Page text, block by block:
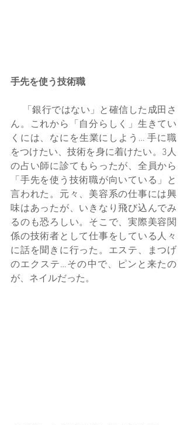
手先を使う技術職
ん。これから「自分らしく」生きてい
くには、なにを生業にしよう… 手に職
をつけたい、技術を身に着けたい。3人
の占い師に診てもらったが、全員から
「手先を使う技術職が向いている」と
言われた。元々、美容系の仕事には興
味はあったが、いきなり飛び込んでみ
るのも恐ろしい。そこで、実際美容関
係の技術者として仕事をしている人々
に話を聞きに行った。エステ、まつげ
のエクステ…その中で、ピンと来たの
が、ネイルだった。